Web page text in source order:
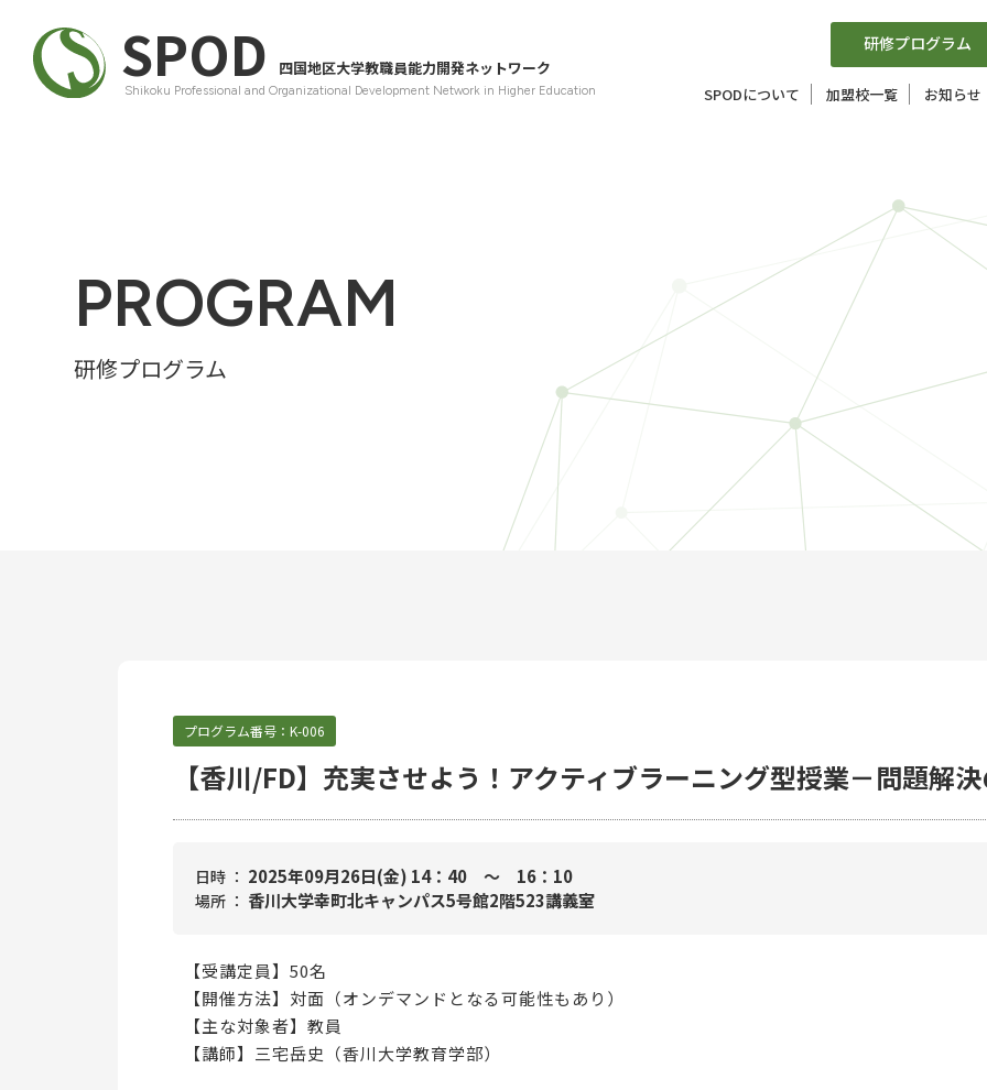
SPOD 四国地区大学教職員能力開発ネットワーク
Shikoku Professional and Organizational Development Network in Higher Education SPODについて 加盟校一覧 お知らせ
研修プログラム
PROGRAM
研修プログラム
プログラム番号： K-006
【香川/FD】充実させよう！アクティブラーニング型授業－問題解
日時 ： 2025年09月26日(金) 14：40 〜 16：10
場所 ： 香川大学幸町北キャンパス5号館2階523講義室
【受講定員】50名
【開催方法】対面（オンデマンドとなる可能性もあり）
【主な対象者】教員
【講師】三宅岳史（香川大学教育学部）